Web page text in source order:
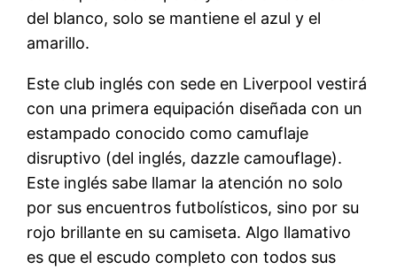
del blanco, solo se mantiene el azul y el
amarillo.
Este club inglés con sede en Liverpool vestirá
con una primera equipación diseñada con un
estampado conocido como camuflaje
disruptivo (del inglés, dazzle camouflage).
Este inglés sabe llamar la atención no solo
por sus encuentros futbolísticos, sino por su
rojo brillante en su camiseta. Algo llamativo
es que el escudo completo con todos sus